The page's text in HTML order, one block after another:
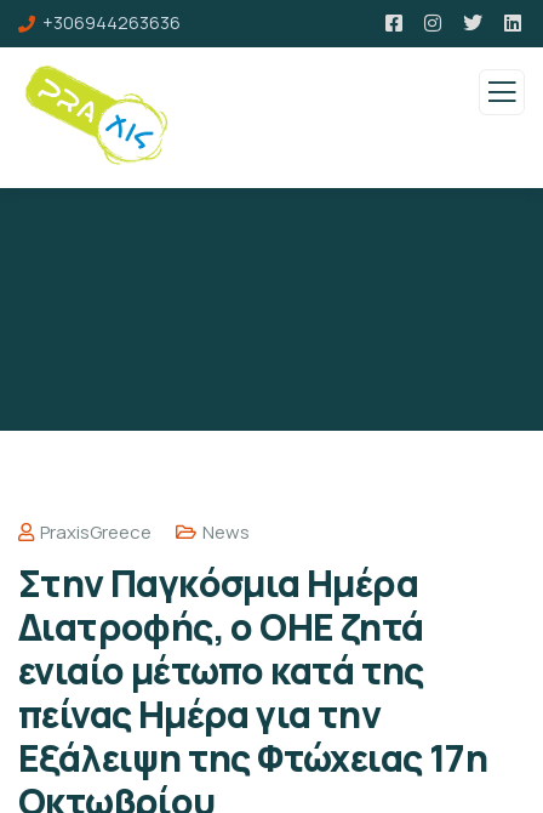
+306944263636
PraxisGreece News
Στην Παγκόσμια Ημέρα
Διατροφής, ο ΟΗΕ ζητά
ενιαίο μέτωπο κατά της
πείνας Ημέρα για την
Εξάλειψη της Φτώχειας 17η
Οκτωβρίου